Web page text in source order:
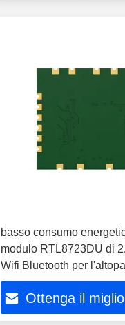
basso consumo
modulo RTL8723DU di
Wifi Bluetooth per
senza fili
Ottenga il